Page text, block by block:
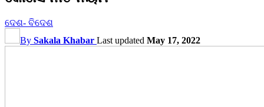
ଦେଶ- ବିଦେଶ
By Sakala Khabar Last updated May 17, 2022